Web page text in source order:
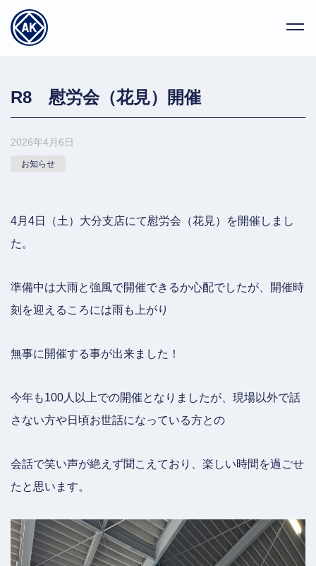
R8 慰労会（花見）開催
2026年4月6日
お知らせ
4月4日（土）大分支店にて慰労会（花見）を開催しまし
た。
準備中は大雨と強風で開催できるか心配でしたが、開催時
刻を迎えるころには雨も上がり
無事に開催する事が出来ました！
今年も100人以上での開催となりましたが、現場以外で話
さない方や日頃お世話になっている方との
会話で笑い声が絶えず聞こえており、楽しい時間を過ごせ
たと思います。